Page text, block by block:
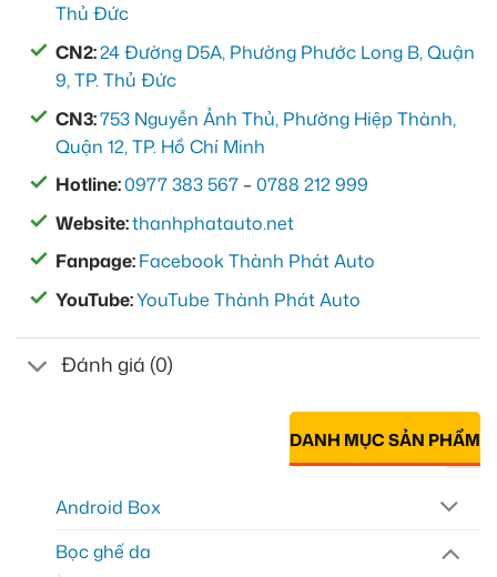
Thủ Đức
CN2:24 Đường D5A, Phường Phước Long B, Quận
9, TP. Thủ Đức
CN3:753 Nguyễn Ảnh Thủ, Phường Hiệp Thành,
Quận 12, TP. Hồ Chí Minh
Hotline:0977 383 567 –0788 212 999
Website:thanhphatauto.net
Fanpage:Facebook Thành Phát Auto
YouTube:YouTube Thành Phát Auto
Đánh giá (0)
DANH MỤC SẢN PHẨM
Android Box
Bọc ghế da